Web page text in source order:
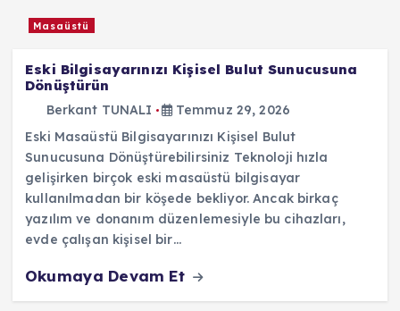
Masaüstü
Eski Bilgisayarınızı Kişisel Bulut Sunucusuna
Dönüştürün
Berkant TUNALI
Temmuz 29, 2026
Eski Masaüstü Bilgisayarınızı Kişisel Bulut
Sunucusuna Dönüştürebilirsiniz Teknoloji hızla
gelişirken birçok eski masaüstü bilgisayar
kullanılmadan bir köşede bekliyor. Ancak birkaç
yazılım ve donanım düzenlemesiyle bu cihazları,
evde çalışan kişisel bir…
Okumaya Devam Et